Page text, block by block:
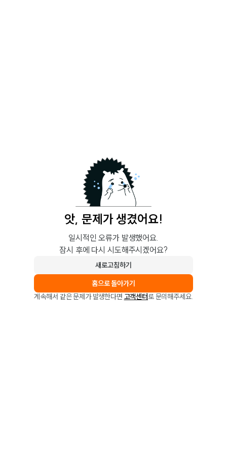
앗, 문제가 생겼어요!
일시적인 오류가 발생했어요.
잠시 후에 다시 시도해주시겠어요?
새로고침하기
홈으로 돌아가기
계속해서 같은 문제가 발생한다면 고객센터로 문의해주세요.